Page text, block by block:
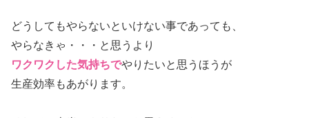
どうしてもやらないといけない事であっても、
やらなきゃ・・・と思うより
ワクワクした気持ちでやりたいと思うほうが
生産効率もあがります。